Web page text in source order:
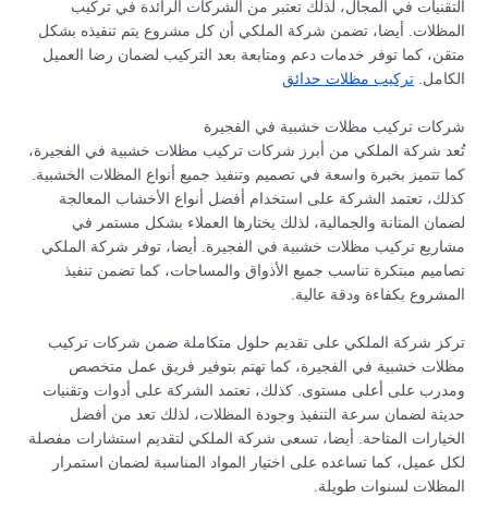
التقنيات في المجال، لذلك تعتبر من الشركات الرائدة في تركيب
المظلات. أيضا، تضمن شركة الملكي أن كل مشروع يتم تنفيذه بشكل
متقن، كما توفر خدمات دعم ومتابعة بعد التركيب لضمان رضا العميل
الكامل.تركيب مظلات حدائق
شركات تركيب مظلات خشبية في الفجيرة
تُعد شركة الملكي من أبرز شركات تركيب مظلات خشبية في الفجيرة،
كما تتميز بخبرة واسعة في تصميم وتنفيذ جميع أنواع المظلات الخشبية.
كذلك، تعتمد الشركة على استخدام أفضل أنواع الأخشاب المعالجة
لضمان المتانة والجمالية، لذلك يختارها العملاء بشكل مستمر في
مشاريع تركيب مظلات خشبية في الفجيرة. أيضا، توفر شركة الملكي
تصاميم مبتكرة تناسب جميع الأذواق والمساحات، كما تضمن تنفيذ
المشروع بكفاءة ودقة عالية.
تركز شركة الملكي على تقديم حلول متكاملة ضمن شركات تركيب
مظلات خشبية في الفجيرة، كما تهتم بتوفير فريق عمل متخصص
ومدرب على أعلى مستوى. كذلك، تعتمد الشركة على أدوات وتقنيات
حديثة لضمان سرعة التنفيذ وجودة المظلات، لذلك تعد من أفضل
الخيارات المتاحة. أيضا، تسعى شركة الملكي لتقديم استشارات مفصلة
لكل عميل، كما تساعده على اختيار المواد المناسبة لضمان استمرار
المظلات لسنوات طويلة.